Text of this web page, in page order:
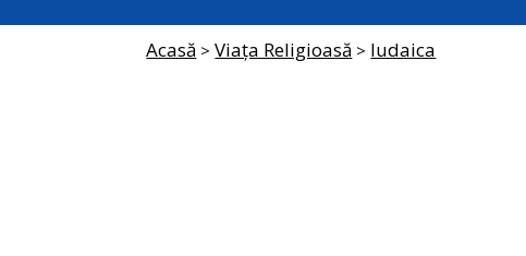
Acasă >Viața Religioasă > Iudaica